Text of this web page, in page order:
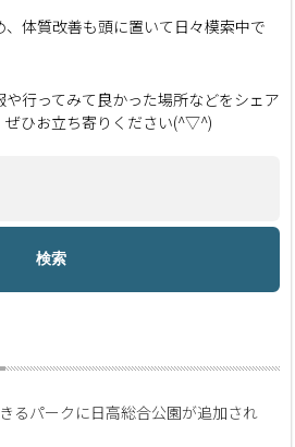
体質改善も頭に置いて日々模索中で
行ってみて良かった場所などをシェア
ぜひお立ち寄りください(^▽^)
るパークに日高総合公園が追加され